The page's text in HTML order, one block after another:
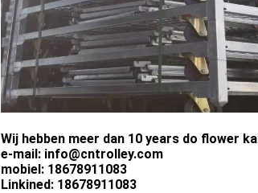
Wij hebben meer dan 10 years do flower
e-mail: info@cntrolley.com
mobiel: 18678911083
Linkined: 18678911083